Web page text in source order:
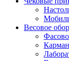
Весовое